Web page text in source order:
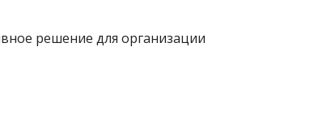
решение для организации